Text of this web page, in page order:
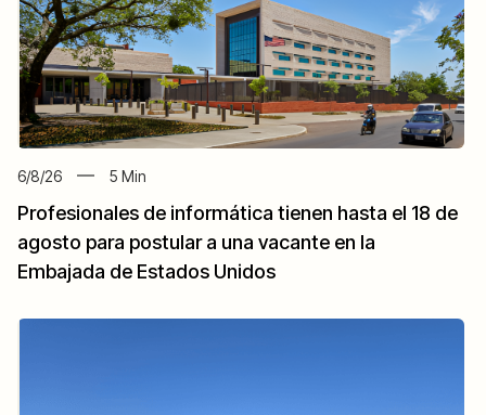
6/8/26 5 Min
Profesionales de informática tienen hasta el 18 de
agosto para postular a una vacante en la
Embajada de Estados Unidos